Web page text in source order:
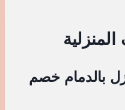
بالدمام خصم